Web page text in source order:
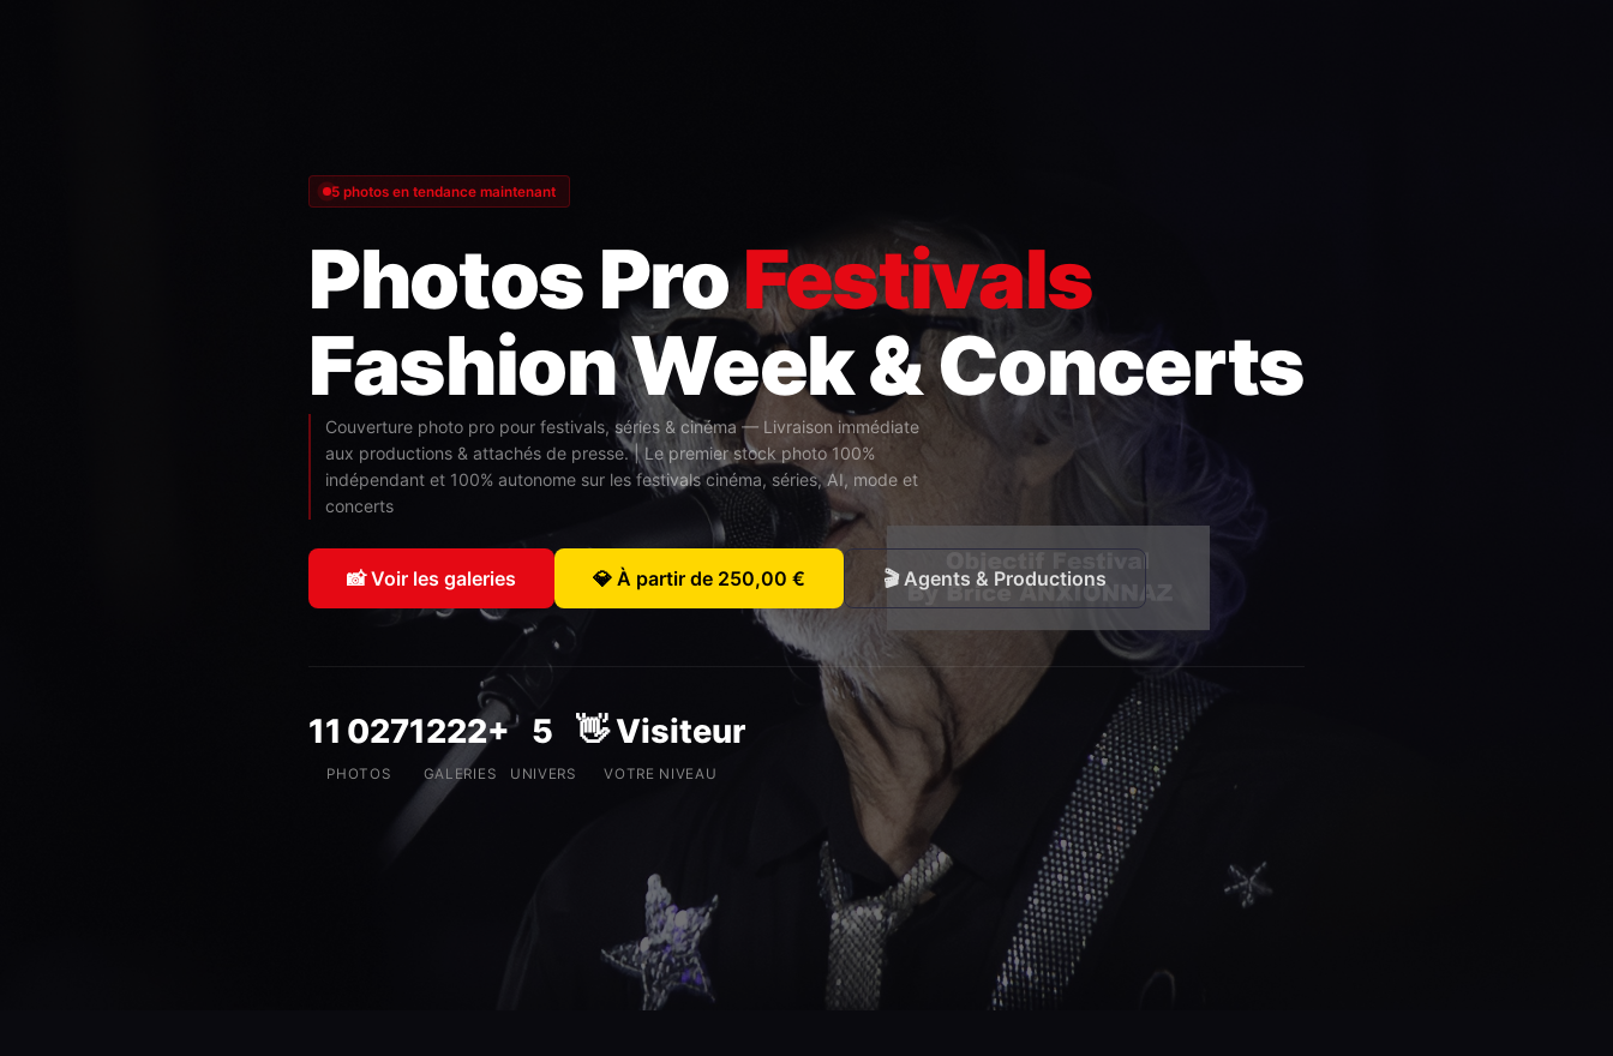
5 photos en tendance maintenant
Photos ProFestivals
Fashion Week & Concerts
Couverture photo pro pour festivals, séries & cinéma — Livraison immédiate
aux productions & attachés de presse. | Le premier stock photo 100%
indépendant et 100% autonome sur les festivals cinéma, séries, AI, mode et
concerts
📸 Voir les galeries 💎 À partir de 250,00 € 🎬 Agents & Productions
11 027
PHOTOS
1222+
GALERIES
5
UNIVERS
👋 Visiteur
VOTRE NIVEAU